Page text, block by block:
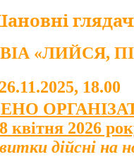
ВІА «ЛИЙСЯ,
26.11.2025, 18.00
квітня 2026
дійсні на